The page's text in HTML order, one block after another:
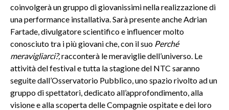
coinvolgerà un gruppo di giovanissimi nella realizzazione di
una performance installativa. Sarà presente anche Adrian
Fartade, divulgatore scientifico e influencer molto
conosciuto tra i più giovani che, con il suo Perché
meravigliarci?,racconterà le meraviglie dell’universo. Le
attività del festival e tutta la stagione del NTC saranno
seguite dall’Osservatorio Pubblico, uno spazio rivolto ad un
gruppo di spettatori, dedicato all’approfondimento, alla
visione e alla scoperta delle Compagnie ospitate e dei loro